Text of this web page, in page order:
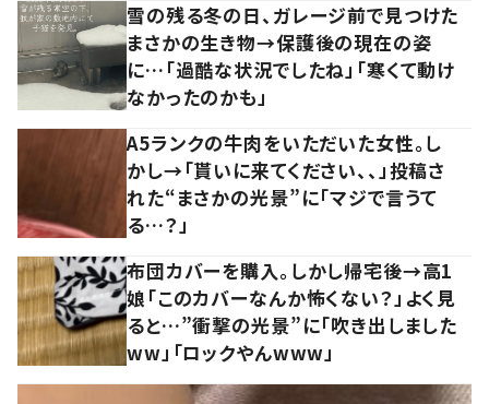
雪の残る冬の日、ガレージ前で見つけた
まさかの生き物→保護後の現在の姿
に…「過酷な状況でしたね」「寒くて動け
なかったのかも」
A5ランクの牛肉をいただいた女性。し
かし→「貰いに来てください、、」投稿さ
れた“まさかの光景”に「マジで言うて
る…？」
布団カバーを購入。しかし帰宅後→高1
娘「このカバーなんか怖くない？」よく見
ると…”衝撃の光景”に「吹き出しました
ww」「ロックやんwww」